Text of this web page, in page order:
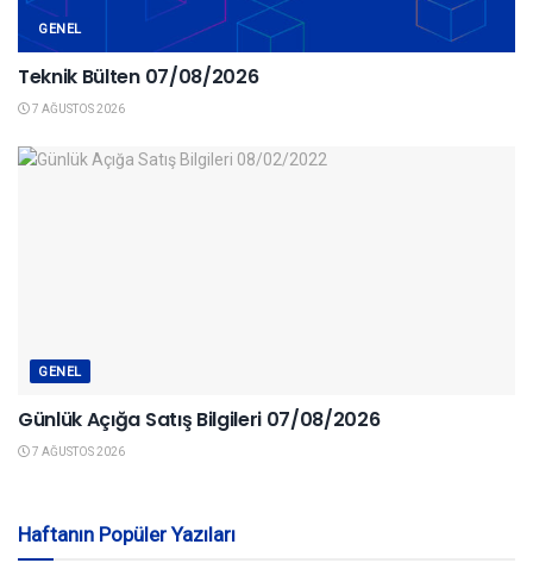
GENEL
Teknik Bülten 07/08/2026
7 AĞUSTOS 2026
GENEL
Günlük Açığa Satış Bilgileri 07/08/2026
7 AĞUSTOS 2026
Haftanın Popüler Yazıları